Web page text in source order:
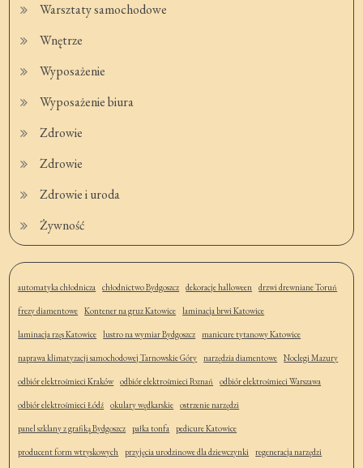
Warsztaty samochodowe
Wnętrze
Wyposażenie
Wyposażenie biura
Zdrowie
Zdrowie
Zdrowie i uroda
Żywność
automatyka chłodnicza chłodnictwo Bydgoszcz dekoracje halloween drzwi drewniane Toruń
frezy diamentowe Kontener na gruz Katowice laminacja brwi Katowice
laminacja rzęs Katowice lustro na wymiar Bydgoszcz manicure tytanowy Katowice
naprawa klimatyzacji samochodowej Tarnowskie Góry narzędzia diamentowe Noclegi Mazury
odbiór elektrośmieci Kraków odbiór elektrośmieci Poznań odbiór elektrośmieci Warszawa
odbiór elektrośmieci Łódź okulary wędkarskie ostrzenie narzędzi
panel szklany z grafiką Bydgoszcz pałka tonfa pedicure Katowice
producent form wtryskowych przyjęcia urodzinowe dla dziewczynki regeneracja narzędzi